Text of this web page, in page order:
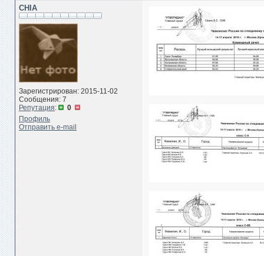
CHIA
Зарегистрирован: 2015-11-02
Сообщения: 7
Репутация:
0
Профиль
Отправить e-mail